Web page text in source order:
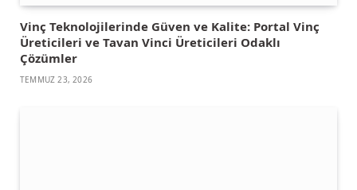
Vinç Teknolojilerinde Güven ve Kalite: Portal Vinç
Üreticileri ve Tavan Vinci Üreticileri Odaklı
Çözümler
TEMMUZ 23, 2026